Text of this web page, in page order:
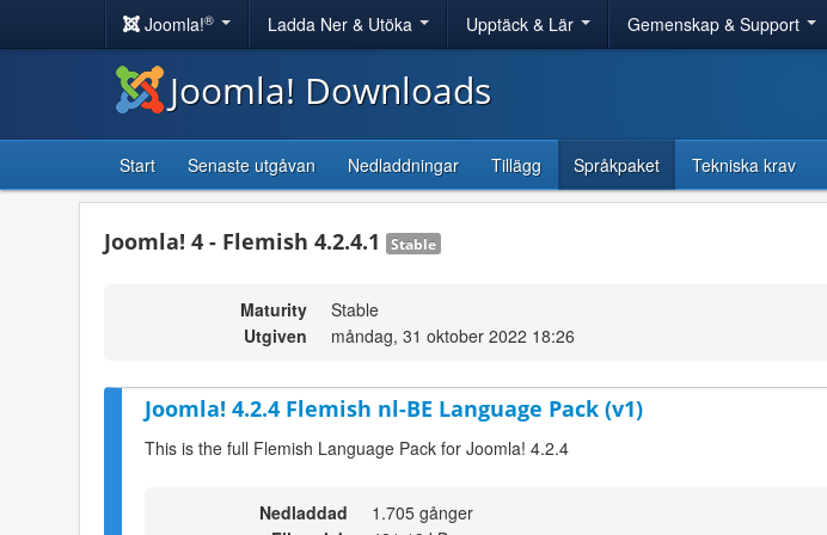
Joomla!® Ladda Ner & Utöka Upptäck & Lär Gemenskap & Support
Joomla! Downloads
Start Senaste utgåvan Nedladdningar Tillägg Språkpaket Tekniska krav
Joomla! 4 - Flemish 4.2.4.1 Stable
Maturity
Stable
Utgiven
måndag, 31 oktober 2022 18:26
Joomla! 4.2.4 Flemish nl-BE Language Pack (v1)
This is the full Flemish Language Pack for Joomla! 4.2.4
Nedladdad
1.705 gånger